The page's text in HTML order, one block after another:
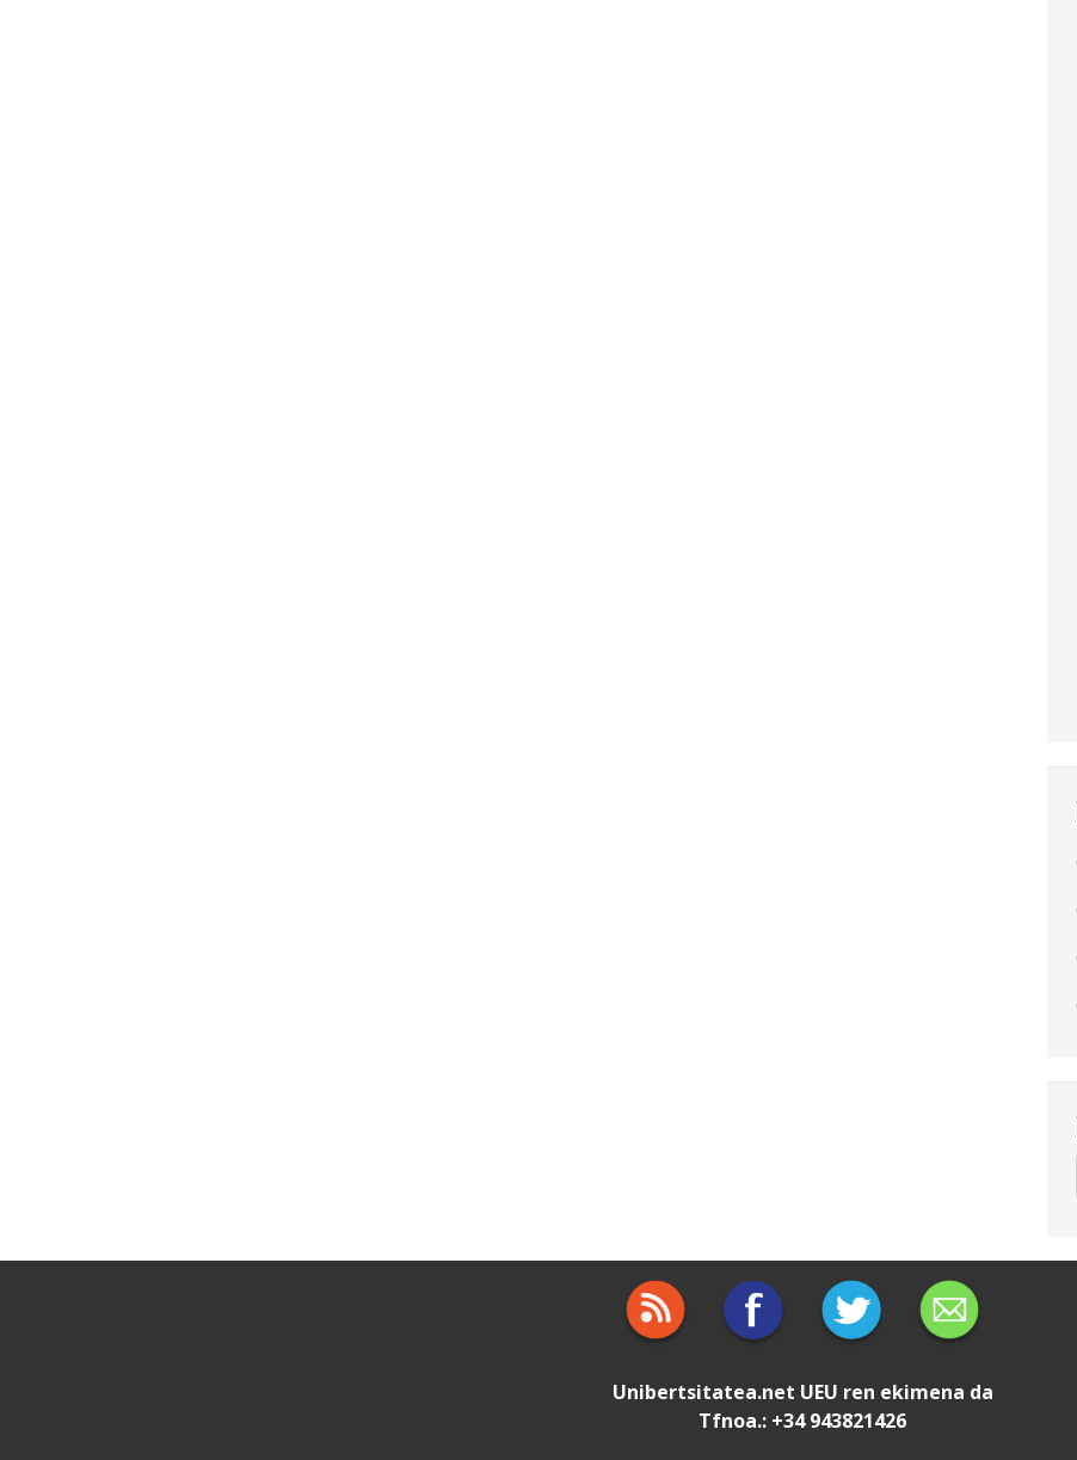
Unibertsitatea.net UEU ren ekimena da
Tfnoa.: +34 943821426